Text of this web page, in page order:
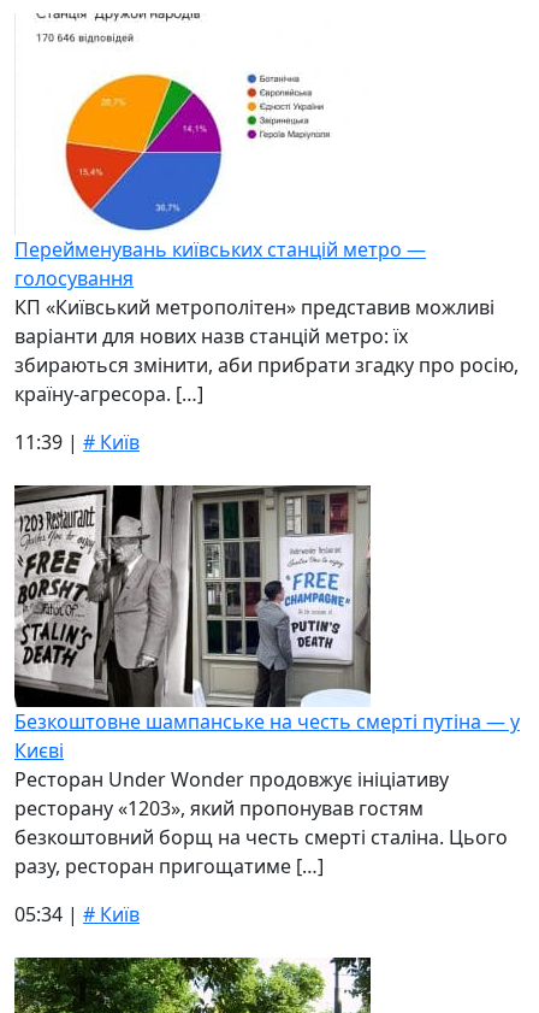
Перейменувань київських станцій метро —
голосування
КП «Київський метрополітен» представив можливі
варіанти для нових назв станцій метро: їх
збираються змінити, аби прибрати згадку про росію,
країну-агресора. […]
11:39 | # Київ
Безкоштовне шампанське на честь смерті путіна — у
Києві
Ресторан Under Wonder продовжує ініціативу
ресторану «1203», який пропонував гостям
безкоштовний борщ на честь смерті сталіна. Цього
разу, ресторан пригощатиме […]
05:34 | # Київ